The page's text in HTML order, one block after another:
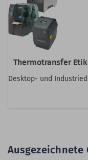
Thermotransfer
Desktop- und